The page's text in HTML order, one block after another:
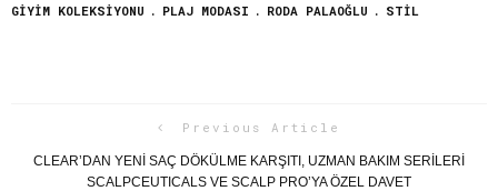
GIYIM KOLEKSIYONU
PLAJ MODASI RODA PALAOĞLU STIL
Previous Article
CLEAR’DAN YENİ SAÇ DÖKÜLME KARŞITI, UZMAN BAKIM SERİLERİ
SCALPCEUTICALS VE SCALP PRO’YA ÖZEL DAVET